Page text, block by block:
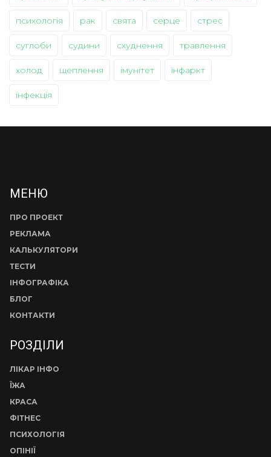
психологія рак свята серце стрес
суглоби судини схуднення травлення
холод щеплення імунітет інфаркт
інфекція
МЕНЮ
ПРО ПРОЕКТ
РЕКЛАМА
КАЛЬКУЛЯТОРИ
ТЕСТИ
ІНФОГРАФІКА
БЛОГ
КОНТАКТИ
РОЗДІЛИ
ЛІКАР ІНФО
ЇЖА
КРАСА
ФІТНЕС
ПСИХОЛОГІЯ
ОПІНІЇ